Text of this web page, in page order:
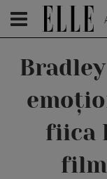
fiica